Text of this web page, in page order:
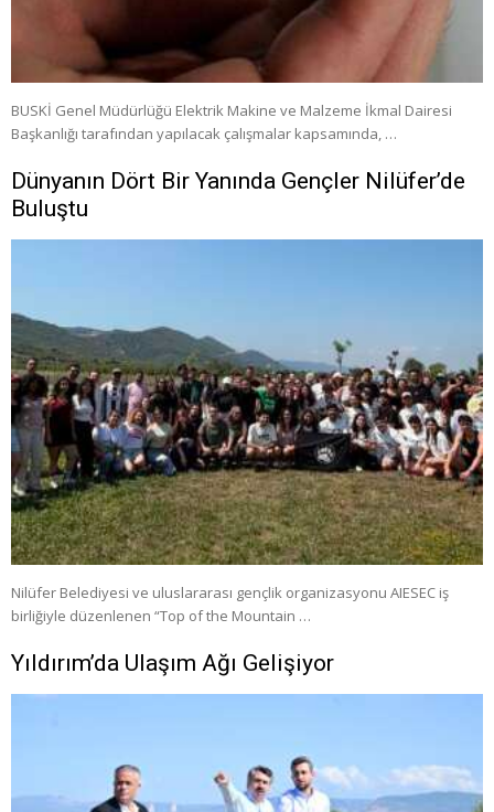
BUSKİ Genel Müdürlüğü Elektrik Makine ve Malzeme İkmal Dairesi
Başkanlığı tarafından yapılacak çalışmalar kapsamında, …
Dünyanın Dört Bir Yanında Gençler Nilüfer’de
Buluştu
Nilüfer Belediyesi ve uluslararası gençlik organizasyonu AIESEC iş
birliğiyle düzenlenen “Top of the Mountain …
Yıldırım’da Ulaşım Ağı Gelişiyor